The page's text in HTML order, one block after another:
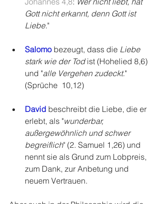
Gott nicht erkannt, denn Gott ist
Liebe."
Salomo bezeugt, dass die Liebe
stark wie der Tod ist (Hohelied 8,6)
und "alle Vergehen zudeckt."
(Sprüche  10,12)
David beschreibt die Liebe, die er
erlebt, als "wunderbar,
außergewöhnlich und schwer
begreiflich" (2. Samuel 1,26) und
nennt sie als Grund zum Lobpreis,
zum Dank, zur Anbetung und
neuem Vertrauen.